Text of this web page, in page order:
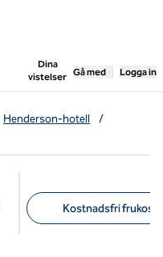
Dina
vistelser
,öppnar ny flik
Gå med Logga in
Henderson-hotell
/
Kostnadsfri frukost